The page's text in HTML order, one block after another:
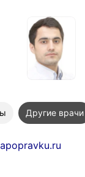
Другие врачи